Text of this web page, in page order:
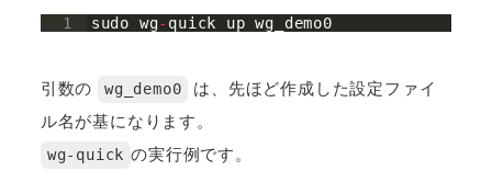
1 sudo wg- quick up wg_demo0
引数の wg_demo0
は、先ほど作成した設定ファイ
ル名が基になります。
wg-quick の実行例です。